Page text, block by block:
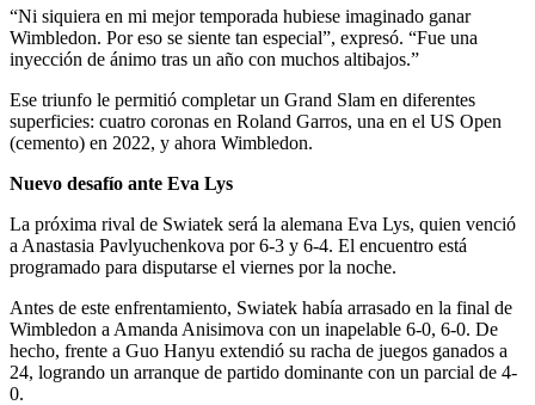
“Ni siquiera en mi mejor temporada hubiese imaginado ganar
Wimbledon. Por eso se siente tan especial”, expresó. “Fue una
inyección de ánimo tras un año con muchos altibajos.”
Ese triunfo le permitió completar un Grand Slam en diferentes
superficies: cuatro coronas en Roland Garros, una en el US Open
(cemento) en 2022, y ahora Wimbledon.
Nuevo desafío ante Eva Lys
La próxima rival de Swiatek será la alemana Eva Lys, quien venció
a Anastasia Pavlyuchenkova por 6-3 y 6-4. El encuentro está
programado para disputarse el viernes por la noche.
Antes de este enfrentamiento, Swiatek había arrasado en la final de
Wimbledon a Amanda Anisimova con un inapelable 6-0, 6-0. De
hecho, frente a Guo Hanyu extendió su racha de juegos ganados a
24, logrando un arranque de partido dominante con un parcial de 4-
0.